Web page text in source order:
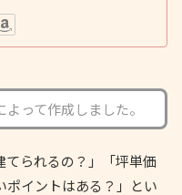
って作成しました。
てられるの？」「坪単価
ポイントはある？」とい